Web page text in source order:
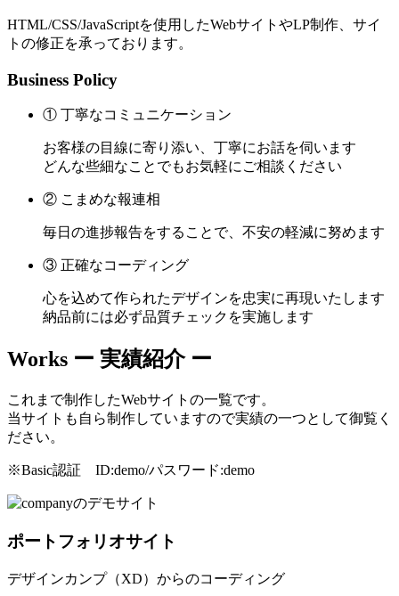
HTML/CSS/JavaScriptを使用したWebサイトやLP制作、サイ
トの修正を承っております。
Business Policy
① 丁寧なコミュニケーション
お客様の目線に寄り添い、丁寧にお話を伺います
どんな些細なことでもお気軽にご相談ください
② こまめな報連相
毎日の進捗報告をすることで、不安の軽減に努めます
③ 正確なコーディング
心を込めて作られたデザインを忠実に再現いたします
納品前には必ず品質チェックを実施します
Works ー 実績紹介 ー
これまで制作したWebサイトの一覧です。
当サイトも自ら制作していますので実績の一つとして御覧く
ださい。
※Basic認証 ID:demo/パスワード:demo
ポートフォリオサイト
デザインカンプ（XD）からのコーディング